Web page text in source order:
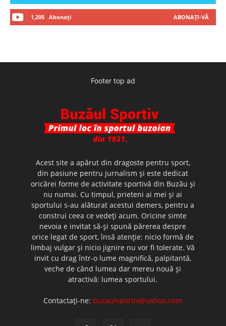
1,205 Abonați ABONAȚI-VĂ
Footer top ad
Acest site a apărut din dragoste pentru sport,
din pasiune pentru jurnalism şi este dedicat
oricărei forme de activitate sportivă din Buzău şi
nu numai. Cu timpul, prieteni ai mei şi ai
sportului s-au alăturat acestui demers, pentru a
construi ceea ce vedeţi acum. Oricine simte
nevoia e invitat să-şi spună părerea despre
orice legat de sport, însă atenţie: nicio formă de
limbaj vulgar şi nicio jignire nu vor fi tolerate. Vă
invit cu drag într-o lume magnifică, palpitantă,
veche de când lumea dar mereu nouă şi
atractivă: lumea sportului.
Contactați-ne: buzaulsportiv@yahoo.com